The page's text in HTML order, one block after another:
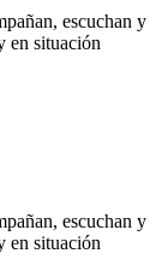
escuchan y
en situación
escuchan y
en situación